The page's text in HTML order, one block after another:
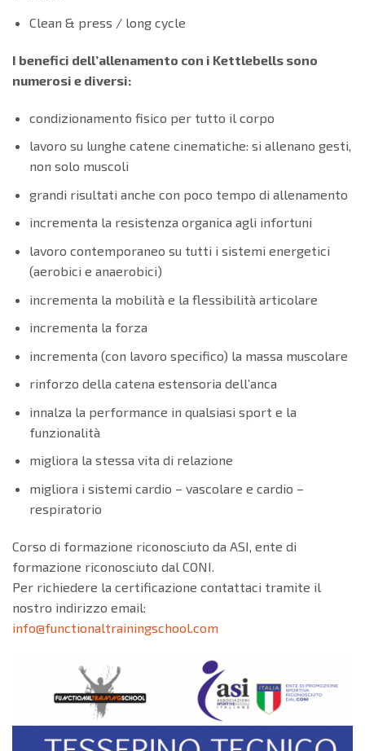
Clean & press / long cycle
I benefici dell’allenamento con i Kettlebells sono
numerosi e diversi:
condizionamento fisico per tutto il corpo
lavoro su lunghe catene cinematiche: si allenano gesti,
non solo muscoli
grandi risultati anche con poco tempo di allenamento
incrementa la resistenza organica agli infortuni
lavoro contemporaneo su tutti i sistemi energetici
(aerobici e anaerobici)
incrementa la mobilità e la flessibilità articolare
incrementa la forza
incrementa (con lavoro specifico) la massa muscolare
rinforzo della catena estensoria dell’anca
innalza la performance in qualsiasi sport e la
funzionalità
migliora la stessa vita di relazione
migliora i sistemi cardio – vascolare e cardio –
respiratorio
Corso di formazione riconosciuto da ASI, ente di
formazione riconosciuto dal CONI.
Per richiedere la certificazione contattaci tramite il
nostro indirizzo email:
info@functionaltrainingschool.com